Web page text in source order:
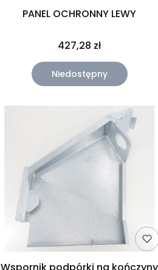
PANEL OCHRONNY LEWY
427,28 zł
Niedostępny
Wspornik podpórki na kończyny